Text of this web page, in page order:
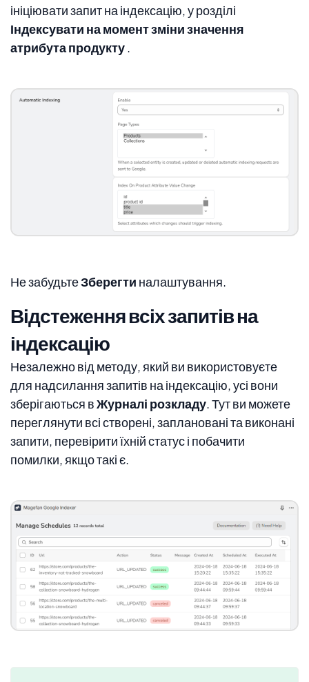
ініціювати запит на індексацію, у розділі
Індексувати на момент зміни значення
атрибута продукту.
Не забудьтеЗберегти налаштування.
Відстеження всіх запитів на
індексацію
Незалежно від методу, який ви використовуєте
для надсилання запитів на індексацію, усі вони
зберігаються вЖурналі розкладу. Тут ви можете
переглянути всі створені, заплановані та виконані
запити, перевірити їхній статус і побачити
помилки, якщо такі є.